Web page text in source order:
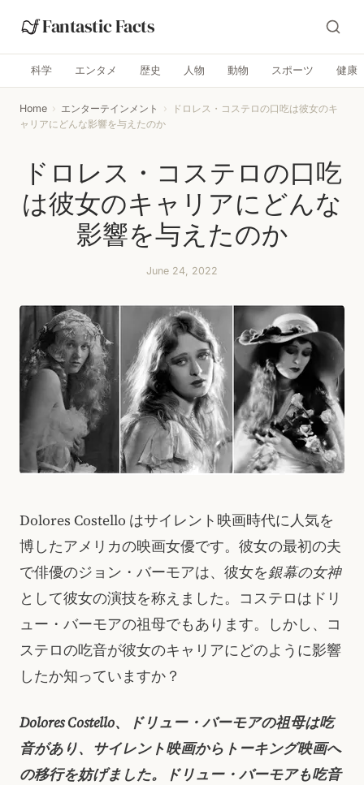
Fantastic Facts
科学 エンタメ 歴史 人物 動物 スポーツ 健康
Home › エンターテインメント ›
ドロレス・コステロの口吃は彼女のキ
ャリアにどんな影響を与えたのか
ドロレス・コステロの口吃
は彼女のキャリアにどんな
影響を与えたのか
June 24, 2022
Dolores Costello はサイレント映画時代に人気を
博したアメリカの映画女優です。彼女の最初の夫
で俳優のジョン・バーモアは、彼女を銀幕の女神
として彼女の演技を称えました。コステロはドリ
ュー・バーモアの祖母でもあります。しかし、コ
ステロの吃音が彼女のキャリアにどのように影響
したか知っていますか？
Dolores Costello、ドリュー・バーモアの祖母は吃
音があり、サイレント映画からトーキング映画へ
の移行を妨げました。ドリュー・バーモアも吃音